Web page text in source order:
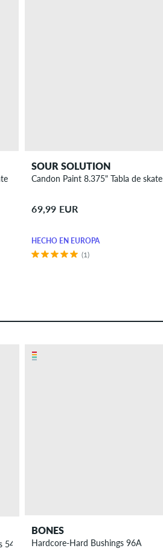
SOUR SOLUTION
Candon Paint 8.375" Tabla de skate
69,99 EUR
HECHO EN EUROPA
(1)
54 mm 101A Pack de 4
BONES
Hardcore-Hard Bushings 96A